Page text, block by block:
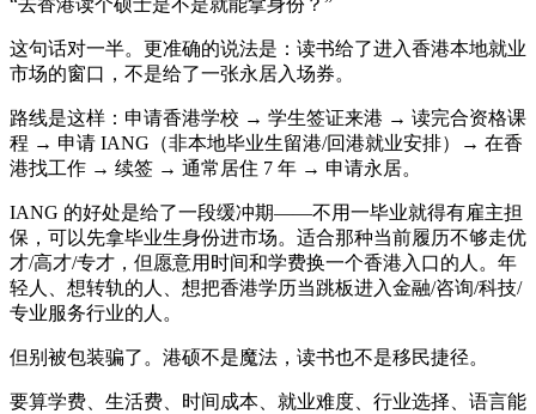
这句话对一半。更准确的说法是：读书给了进入香港本地就业
市场的窗口，不是给了一张永居入场券。
路线是这样：申请香港学校 → 学生签证来港 → 读完合资格课
程 → 申请 IANG（非本地毕业生留港/回港就业安排）→ 在香
港找工作 → 续签 → 通常居住 7 年 → 申请永居。
IANG 的好处是给了一段缓冲期——不用一毕业就得有雇主担
保，可以先拿毕业生身份进市场。适合那种当前履历不够走优
才/高才/专才，但愿意用时间和学费换一个香港入口的人。年
轻人、想转轨的人、想把香港学历当跳板进入金融/咨询/科技/
专业服务行业的人。
但别被包装骗了。港硕不是魔法，读书也不是移民捷径。
要算学费、生活费、时间成本、就业难度、行业选择、语言能